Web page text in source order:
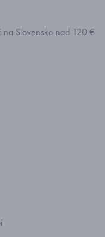
Slovensko nad 120 €